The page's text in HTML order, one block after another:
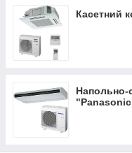
Касетний
Напольно-